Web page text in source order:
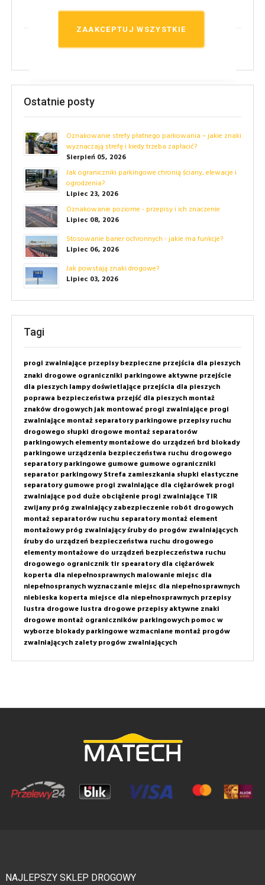
ZAAKCEPTUJ WSZYSTKIE
Techniczne(14)
(24)
Ostatnie posty
Oznakowanie strefy płatnego parkowania – jakie znaki
wyznaczają strefę i kiedy trzeba zapłacić?
Sierpień 05, 2026
Jak ograniczniki parkingowe chronią ściany, elewacje i
ogrodzenia?
Lipiec 23, 2026
Oznakowanie poziome - przepisy i ich znaczenie
Lipiec 08, 2026
Stosowanie barier ochronnych - jakie ma funkcje?
Lipiec 06, 2026
Jak powstają znaki drogowe?
Lipiec 03, 2026
Tagi
progi zwalniające przepisy bezpieczne przejścia dla pieszych
znaki drogowe ograniczniki parkingowe aktywne przejście
dla pieszych lampy doświetlające przejścia dla pieszych
poprawa bezpieczeństwa przejść dla pieszych montaż
znaków drogowychjak montować progi zwalniające progi
zwalniające montaż separatory parkingowe przepisy ruchu
drogowego słupki drogowe montaż separatorów
parkingowych elementy montażowe do urządzeń brd blokady
parkingowe urządzenia bezpieczeństwa ruchu drogowego
separatory parkingowe gumowe gumowe ograniczniki
separator parkingowy Strefa zamieszkania słupki elastyczne
separatory gumowe progi zwalniające dla ciężarówek progi
zwalniające pod duże obciążenie progi zwalniające TIR
zwijany próg zwalniający zabezpieczenie robót drogowych
montaż separatorów ruchu separatory montaż element
montażowy próg zwalniającyśruby do progów zwalniających
śruby do urządzeń bezpieczeństwa ruchu drogowego
elementy montażowe do urządzeń bezpieczeństwa ruchu
drogowego ogranicznik tir spearatory dla ciężarówek
koperta dla niepełnosprawnych malowanie miejsc dla
niepełnospranychwyznaczanie miejsc dla niepełnosprawnych
niebieska koperta miejsce dla niepełnosprawnych przepisy
lustra drogowe lustra drogowe przepisy aktywne znaki
drogowe montaż ograniczników parkingowych pomoc w
wyborze blokady parkingowe wzmacniane montaż progów
zwalniających zalety progów zwalniających
NAJLEPSZY SKLEP DROGOWY